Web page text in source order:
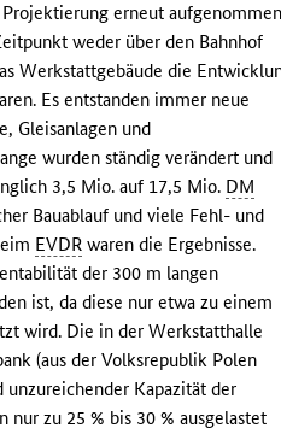
erneut
weder über den Bahnhof
Werkstattgebäude die
Es entstanden immer neue
Gleisanlagen und
wurden ständig verändert und
3,5 Mio. auf 17,5 Mio. DM
Bauablauf und viele Fehl- und
EVDR waren die Ergebnisse.
der 300 m langen
ist, da diese nur etwa zu einem
wird. Die in der Werkstatthalle
(aus der Volksrepublik Polen
Kapazität der
nur zu 25 % bis 30 % ausgelastet